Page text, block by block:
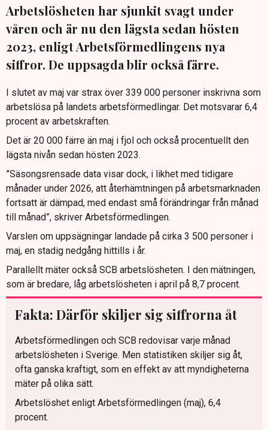
Arbetslösheten har sjunkit svagt under
våren och är nu den lägsta sedan hösten
2023, enligt Arbetsförmedlingens nya
siffror. De uppsagda blir också färre.
I slutet av maj var strax över 339 000 personer inskrivna som
arbetslösa på landets arbetsförmedlingar. Det motsvarar 6,4
procent av arbetskraften.
Det är 20 000 färre än maj i fjol och också procentuellt den
lägsta nivån sedan hösten 2023.
”Säsongsrensade data visar dock, i likhet med tidigare
månader under 2026, att återhämtningen på arbetsmarknaden
fortsatt är dämpad, med endast små förändringar från månad
till månad”, skriver Arbetsförmedlingen.
Varslen om uppsägningar landade på cirka 3 500 personer i
maj, en stadig nedgång hittills i år.
Parallellt mäter också SCB arbetslösheten. I den mätningen,
som är bredare, låg arbetslösheten i april på 8,7 procent.
Fakta: Därför skiljer sig siffrorna åt
Arbetsförmedlingen och SCB redovisar varje månad
arbetslösheten i Sverige. Men statistiken skiljer sig åt,
ofta ganska kraftigt, som en effekt av att myndigheterna
mäter på olika sätt.
Arbetslöshet enligt Arbetsförmedlingen (maj), 6,4
procent.